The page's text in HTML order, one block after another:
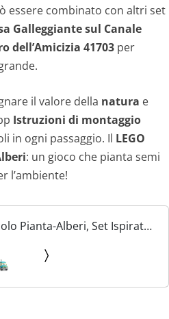
essere combinato con altri set
Galleggiante sul Canale
dell’Amicizia 41703 per
il valore della natura e
Istruzioni di montaggio
in ogni passaggio. Il LEGO
: un gioco che pianta semi
l’ambiente!
Pianta-Alberi, Set Ispirato
Auto e Animali, Giochi per
Idee Regalo